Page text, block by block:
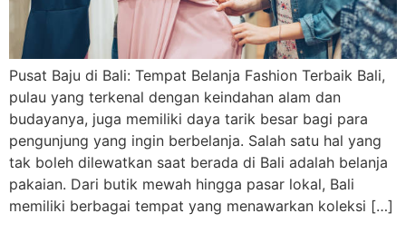
Pusat Baju di Bali: Tempat Belanja Fashion Terbaik Bali,
pulau yang terkenal dengan keindahan alam dan
budayanya, juga memiliki daya tarik besar bagi para
pengunjung yang ingin berbelanja. Salah satu hal yang
tak boleh dilewatkan saat berada di Bali adalah belanja
pakaian. Dari butik mewah hingga pasar lokal, Bali
memiliki berbagai tempat yang menawarkan koleksi […]